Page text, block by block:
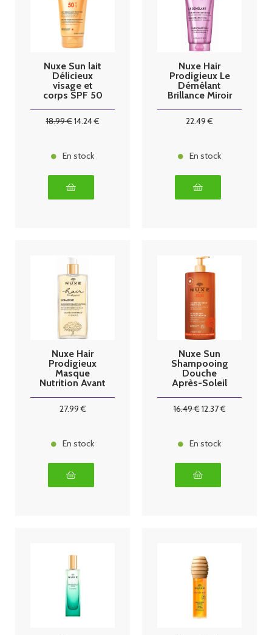
Nuxe Sun lait
Délicieux
visage et
corps SPF 50
18.99€14.24€
En stock
Nuxe Hair
Prodigieux Le
Démêlant
Brillance Miroir
22.49 €
En stock
Nuxe Hair
Prodigieux
Masque
Nutrition Avant
27.99€
En stock
Nuxe Sun
Shampooing
Douche
Après-Soleil
16.49€12.37€
En stock